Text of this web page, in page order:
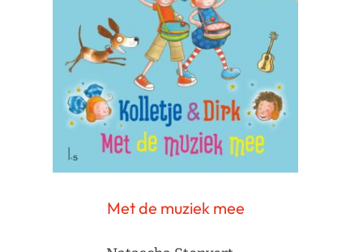
Met de muziek mee